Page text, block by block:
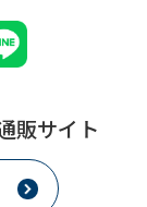
販サイト